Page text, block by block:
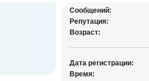
Сообщений:
Репутация:
Возраст:
Дата регистрации:
Время: